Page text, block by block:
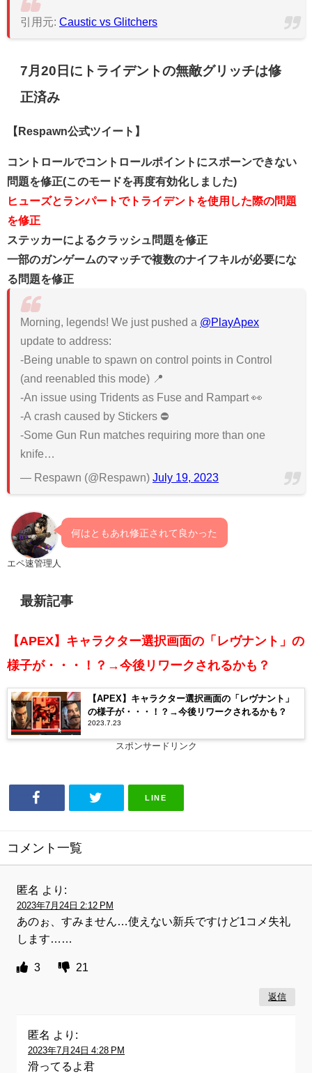
引用元: Caustic vs Glitchers
7月20日にトライデントの無敵グリッチは修
正済み
【Respawn公式ツイート】
コントロールでコントロールポイントにスポーンできない
問題を修正(このモードを再度有効化しました)
ヒューズとランパートでトライデントを使用した際の問題
を修正
ステッカーによるクラッシュ問題を修正
一部のガンゲームのマッチで複数のナイフキルが必要にな
る問題を修正
Morning, legends! We just pushed a @PlayApex
update to address:
-Being unable to spawn on control points in Control
(and reenabled this mode) 📍
-An issue using Tridents as Fuse and Rampart 👀
-A crash caused by Stickers ⛔
-Some Gun Run matches requiring more than one
knife…
— Respawn (@Respawn) July 19, 2023
エペ速管理人
何はともあれ修正されて良かった
最新記事
【APEX】キャラクター選択画面の「レヴナント」の
様子が・・・！？→今後リワークされるかも？
【APEX】キャラクター選択画面の「レヴナント」
の様子が・・・！？→今後リワークされるかも？
2023.7.23
スポンサードリンク
LINE
コメント一覧
匿名 より:
2023年7月24日 2:12 PM
あのぉ、すみません…使えない新兵ですけど1コメ失礼
します……
3 21
返信
匿名 より:
2023年7月24日 4:28 PM
滑ってるよ君